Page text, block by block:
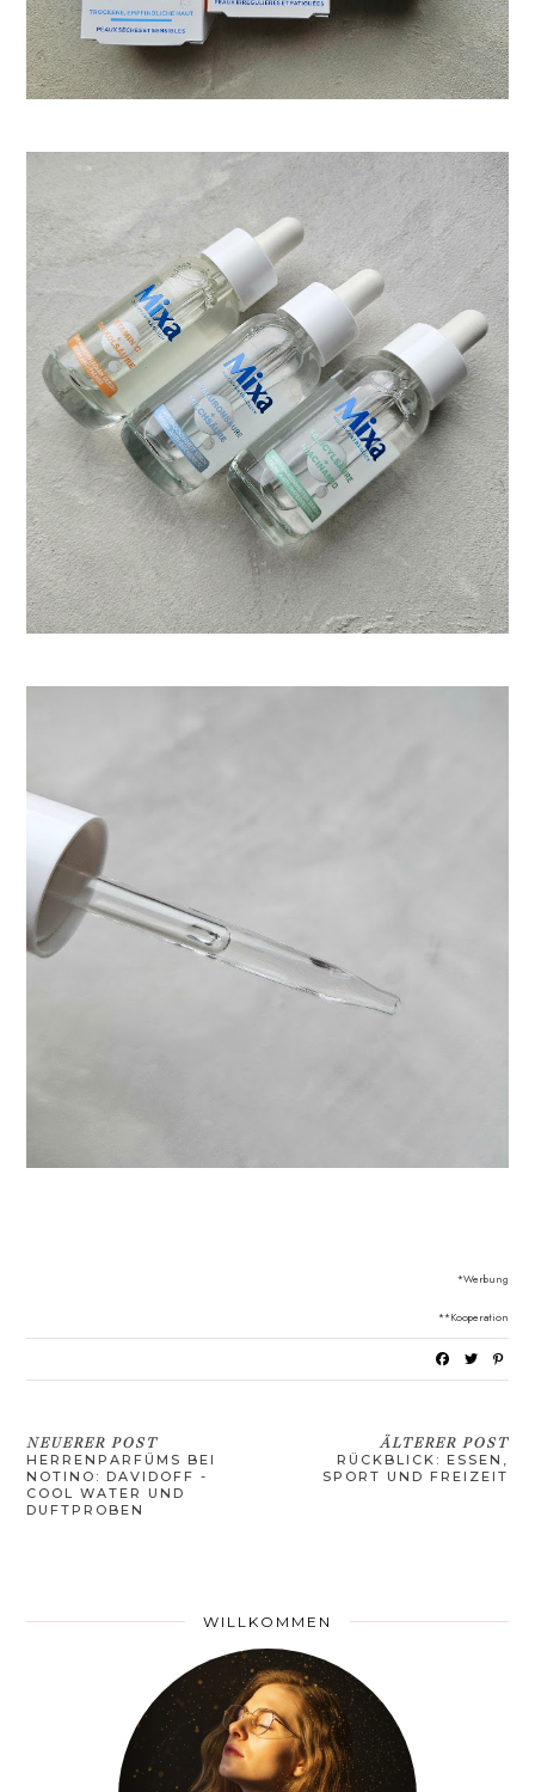
*Werbung
**Kooperation
NEUERER POST
HERRENPARFÜMS BEI
NOTINO: DAVIDOFF -
COOL WATER UND
DUFTPROBEN
ÄLTERER POST
RÜCKBLICK: ESSEN,
SPORT UND FREIZEIT
WILLKOMMEN